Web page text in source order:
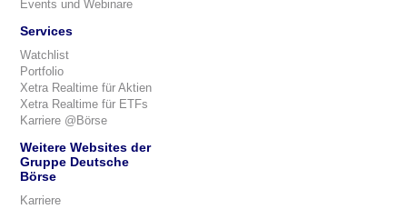
Events und Webinare
Services
Watchlist
Portfolio
Xetra Realtime für Aktien
Xetra Realtime für ETFs
Karriere @Börse
Weitere Websites der
Gruppe Deutsche
Börse
Karriere